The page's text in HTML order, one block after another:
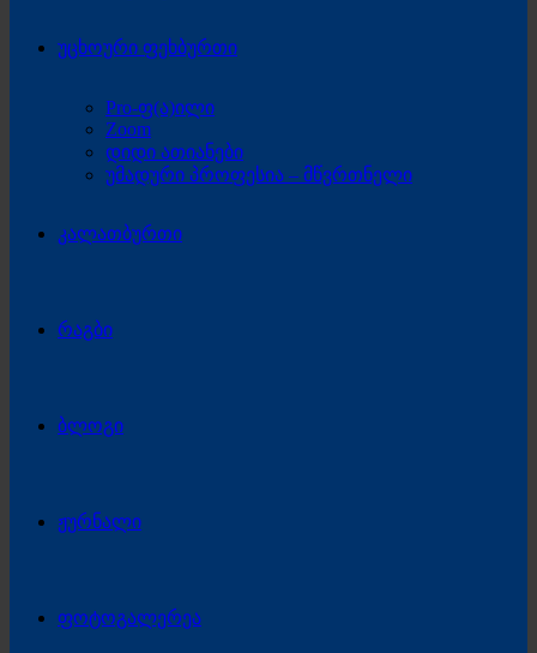
უცხოური ფეხბურთი
Pro-ფ(ა)ილი
Zoom
დიდი ათიანები
უმადური პროფესია – მწვრთნელი
კალათბურთი
რაგბი
ბლოგი
ჟურნალი
ფოტოგალერეა